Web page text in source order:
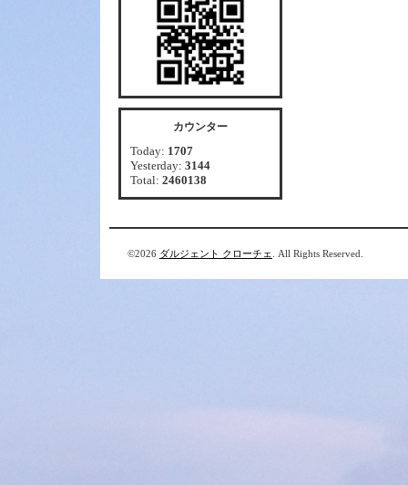
カウンター
Today: 1707
Yesterday: 3144
Total: 2460138
©2026 ダルジェント クローチェ . All Rights Reserved.